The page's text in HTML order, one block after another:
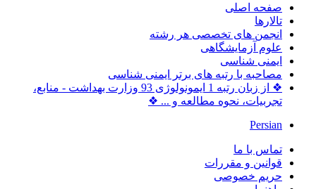
صفحه اصلی
تالارها
انجمن های تخصصی هر رشته
علوم آزمایشگاهی
ایمنی شناسی
مصاحبه با رتبه های برتر ایمنی شناسی
❖ از زبان رتبه 1 ایمونولوژی 93 وزارت بهداشت - منابع،
تجربیات، نحوه مطالعه و ... ❖
Persian
تماس با ما
قوانین و مقررات
حریم خصوصی